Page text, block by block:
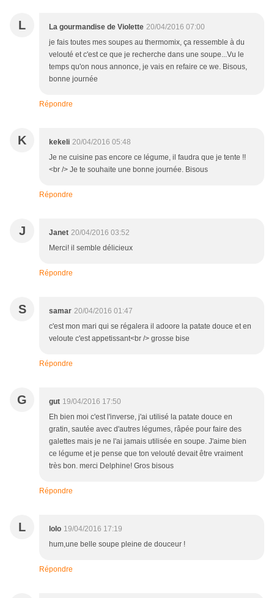
L La gourmandise de Violette 20/04/2016 07:00
je fais toutes mes soupes au thermomix, ça ressemble à du
velouté et c'est ce que je recherche dans une soupe...Vu le
temps qu'on nous annonce, je vais en refaire ce we. Bisous,
bonne journée
Répondre
K kekeli 20/04/2016 05:48
Je ne cuisine pas encore ce légume, il faudra que je tente !!
<br /> Je te souhaite une bonne journée. Bisous
Répondre
J Janet 20/04/2016 03:52
Merci! il semble délicieux
Répondre
S samar 20/04/2016 01:47
c'est mon mari qui se régalera il adoore la patate douce et en
veloute c'est appetissant<br /> grosse bise
Répondre
G gut 19/04/2016 17:50
Eh bien moi c'est l'inverse, j'ai utilisé la patate douce en
gratin, sautée avec d'autres légumes, râpée pour faire des
galettes mais je ne l'ai jamais utilisée en soupe. J'aime bien
ce légume et je pense que ton velouté devait être vraiment
très bon. merci Delphine! Gros bisous
Répondre
L lolo 19/04/2016 17:19
hum,une belle soupe pleine de douceur !
Répondre